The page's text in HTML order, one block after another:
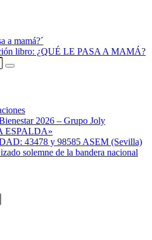
a mamá?´
libro: ¿QUÉ LE PASA A MAMÁ?
2026 – Grupo Joly
ESPALDA»
43478 y 98585 ASEM (Sevilla)
solemne de la bandera nacional